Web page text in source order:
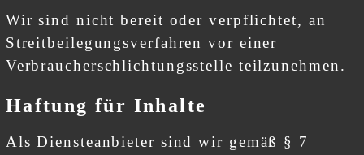
Wir sind nicht bereit oder verpflichtet, an
Streitbeilegungsverfahren vor einer
Verbraucherschlichtungsstelle teilzunehmen.
Haftung für Inhalte
Als Diensteanbieter sind wir gemäß § 7